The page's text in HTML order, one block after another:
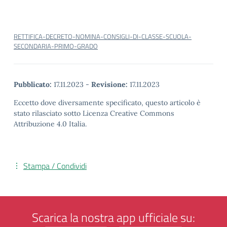
RETTIFICA-DECRETO-NOMINA-CONSIGLI-DI-CLASSE-SCUOLA-
SECONDARIA-PRIMO-GRADO
Pubblicato: 17.11.2023 - Revisione: 17.11.2023
Eccetto dove diversamente specificato, questo articolo è
stato rilasciato sotto Licenza Creative Commons
Attribuzione 4.0 Italia.
Stampa / Condividi
Scarica la nostra app ufficiale su: